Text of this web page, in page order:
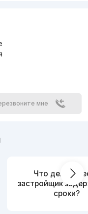
мне
Что делать,
застройщик
сроки?